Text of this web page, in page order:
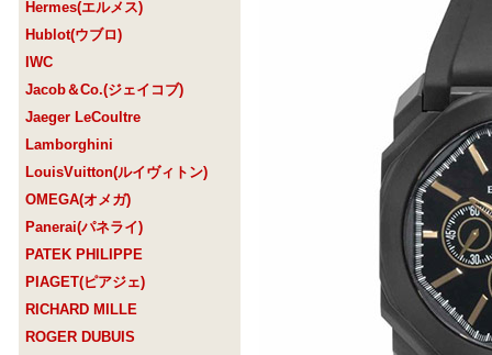
Hermes(エルメス)
Hublot(ウブロ)
IWC
Jacob＆Co.(ジェイコブ)
Jaeger LeCoultre
Lamborghini
LouisVuitton(ルイヴィトン)
OMEGA(オメガ)
Panerai(パネライ)
PATEK PHILIPPE
PIAGET(ピアジェ)
RICHARD MILLE
ROGER DUBUIS